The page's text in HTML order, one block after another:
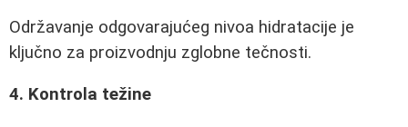
Održavanje odgovarajućeg nivoa hidratacije je
ključno za proizvodnju zglobne tečnosti.
4. Kontrola težine